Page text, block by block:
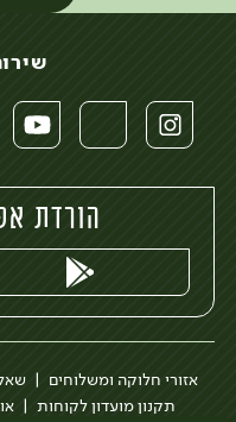
הורדת
אזורי חלוקה ומשלוחים
תקנון מועדון לקוחות